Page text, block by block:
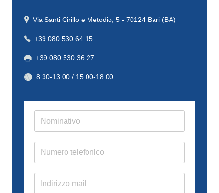
Via Santi Cirillo e Metodio, 5 - 70124 Bari (BA)
+39 080.530.64.15
+39 080.530.36.27
8:30-13:00 / 15:00-18:00